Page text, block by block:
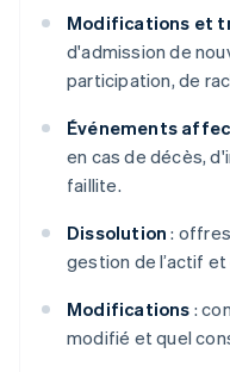
Modifications et
d'admission de
participation, de
Événements
en cas de décès,
faillite.
Dissolution :
gestion de l’actif et
Modifications :
modifié et quel